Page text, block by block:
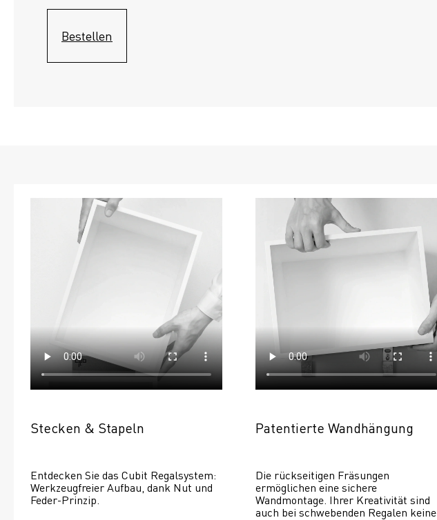
Bestellen
Stecken & Stapeln
Entdecken Sie das Cubit Regalsystem:
Werkzeugfreier Aufbau, dank Nut und
Feder-Prinzip.
Patentierte Wandhängung
Die rückseitigen Fräsungen
ermöglichen eine sichere
Wandmontage. Ihrer Kreativität sind
auch bei schwebenden Regalen keine